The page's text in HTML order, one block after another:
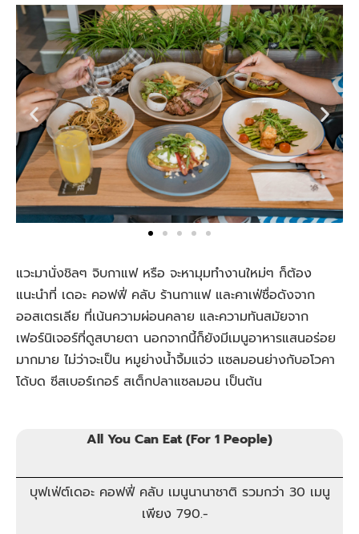
แวะมานั่งชิลๆ จิบกาแฟ หรือ จะหามุมทำงานใหม่ๆ ก็ต้อง
แนะนำที่ เดอะ คอฟฟี่ คลับ ร้านกาแฟ และคาเฟ่ชื่อดังจาก
ออสเตรเลีย ที่เน้นความผ่อนคลาย และความทันสมัยจาก
เฟอร์นิเจอร์ที่ดูสบายตา นอกจากนี้ก็ยังมีเมนูอาหารแสนอร่อย
มากมาย ไม่ว่าจะเป็น หมูย่างน้ำจิ้มแจ่ว แซลมอนย่างกับอโวคา
โด้บด ซีสเบอร์เกอร์ สเต็กปลาแซลมอน เป็นต้น
All You Can Eat (For 1 People)
บุฟเฟ่ต์เดอะ คอฟฟี่ คลับ เมนูนานาชาติ รวมกว่า 30 เมนู
เพียง 790.-